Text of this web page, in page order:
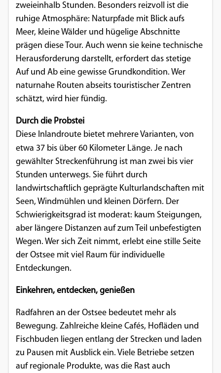
zweieinhalb Stunden. Besonders reizvoll ist die
ruhige Atmosphäre: Naturpfade mit Blick aufs
Meer, kleine Wälder und hügelige Abschnitte
prägen diese Tour. Auch wenn sie keine technische
Herausforderung darstellt, erfordert das stetige
Auf und Ab eine gewisse Grundkondition. Wer
naturnahe Routen abseits touristischer Zentren
schätzt, wird hier fündig.
Durch die Probstei
Diese Inlandroute bietet mehrere Varianten, von
etwa 37 bis über 60 Kilometer Länge. Je nach
gewählter Streckenführung ist man zwei bis vier
Stunden unterwegs. Sie führt durch
landwirtschaftlich geprägte Kulturlandschaften mit
Seen, Windmühlen und kleinen Dörfern. Der
Schwierigkeitsgrad ist moderat: kaum Steigungen,
aber längere Distanzen auf zum Teil unbefestigten
Wegen. Wer sich Zeit nimmt, erlebt eine stille Seite
der Ostsee mit viel Raum für individuelle
Entdeckungen.
Einkehren, entdecken, genießen
Radfahren an der Ostsee bedeutet mehr als
Bewegung. Zahlreiche kleine Cafés, Hofläden und
Fischbuden liegen entlang der Strecken und laden
zu Pausen mit Ausblick ein. Viele Betriebe setzen
auf regionale Produkte, was die Rast auch